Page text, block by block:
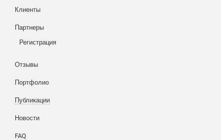
Клиенты
Партнеры
Регистрация
Отзывы
Портфолио
Публикации
Новости
FAQ
Корзина
Вход
Написать тикет
Разное
WEB и технологии